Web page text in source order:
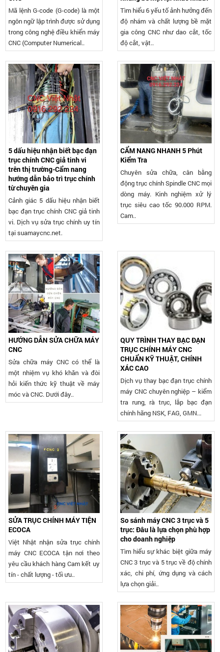
Mã lệnh G-code (G-code) là một
ngôn ngữ lập trình được sử dụng
trong công nghệ điều khiển máy
CNC (Computer Numerical..
Tìm hiểu 6 yếu tố ảnh hưởng đến
độ nhám và chất lượng bề mặt
gia công CNC như dao cắt, tốc
độ cắt, vật..
5 dấu hiệu nhận biết bạc đạn
trục chính CNC giả tinh vi
trên thị trường-Cẩm nang
hướng dẫn bảo trì trục chính
từ chuyên gia
Cảnh giác 5 dấu hiệu nhận biết
bạc đạn trục chính CNC giả tinh
vi. Dịch vụ sửa trục chính uy tín
tại suamaycnc.net.
CẨM NANG NHANH 5 Phút
Kiểm Tra
Chuyên sửa chữa, cân bằng
động trục chính Spindle CNC mọi
dòng máy. Kinh nghiệm xử lý
trục siêu cao tốc 90.000 RPM.
Cam..
HƯỚNG DẪN SỬA CHỮA MÁY
CNC
Sửa chữa máy CNC có thể là
một nhiệm vụ khó khăn và đòi
hỏi kiến thức kỹ thuật về máy
móc và CNC. Dưới đây..
QUY TRÌNH THAY BẠC ĐẠN
TRỤC CHÍNH MÁY CNC
CHUẨN KỸ THUẬT, CHÍNH
XÁC CAO
Dịch vụ thay bạc đạn trục chính
máy CNC chuyên nghiệp – kiểm
tra rung, rà trục, lắp bạc đạn
chính hãng NSK, FAG, GMN...
SỬA TRỤC CHÍNH MÁY TIỆN
ECOCA
Việt Nhật nhận sửa trục chính
máy CNC ECOCA tận nơi theo
yêu cầu khách hàng Cam kết uy
tín - chất lượng - tối ưu..
So sánh máy CNC 3 trục và 5
trục: Đâu là lựa chọn phù hợp
cho doanh nghiệp
Tìm hiểu sự khác biệt giữa máy
CNC 3 trục và 5 trục về độ chính
xác, chi phí, ứng dụng và cách
lựa chọn giải..